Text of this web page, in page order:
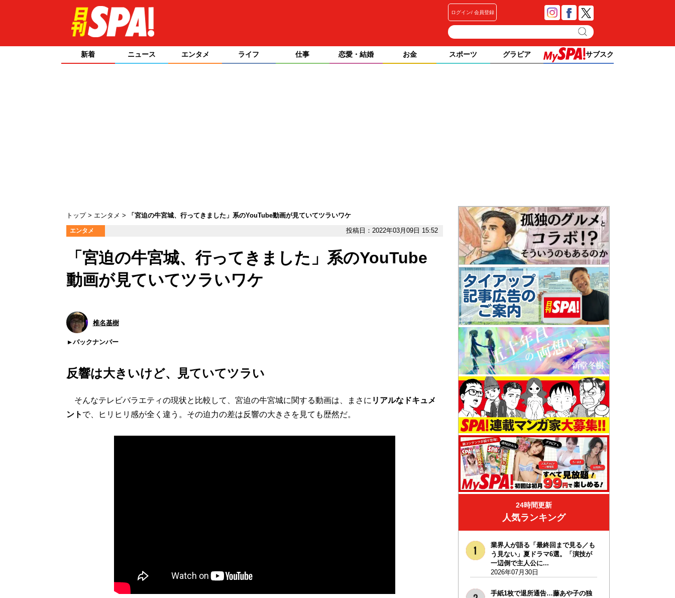
ログイン 会員登録
新着 ニュース エンタメ ライフ 仕事 恋愛・結婚 お金 スポーツ グラビア サブスク
トップ エンタメ 「宮迫の牛宮城、行ってきました」系のYouTube動画が見ていてツラいワケ
エンタメ 投稿日：2022年03月09日 15:52
「宮迫の牛宮城、行ってきました」系のYouTube
動画が見ていてツラいワケ
椎名基樹
バックナンバー
反響は大きいけど、見ていてツラい
そんなテレビバラエティの現状と比較して、宮迫の牛宮城に関する動画は、まさに リアルなドキュメ
ント で、ヒリヒリ感が全く違う。その迫力の差は反響の大きさを見ても歴然だ。
24時間更新
人気ランキング
業界人が語る「最終回まで見る／も
う見ない」夏ドラマ6選。「演技が
一辺倒で主人公に...
2026年07月30日
手紙1枚で退所通告…藤あや子の独